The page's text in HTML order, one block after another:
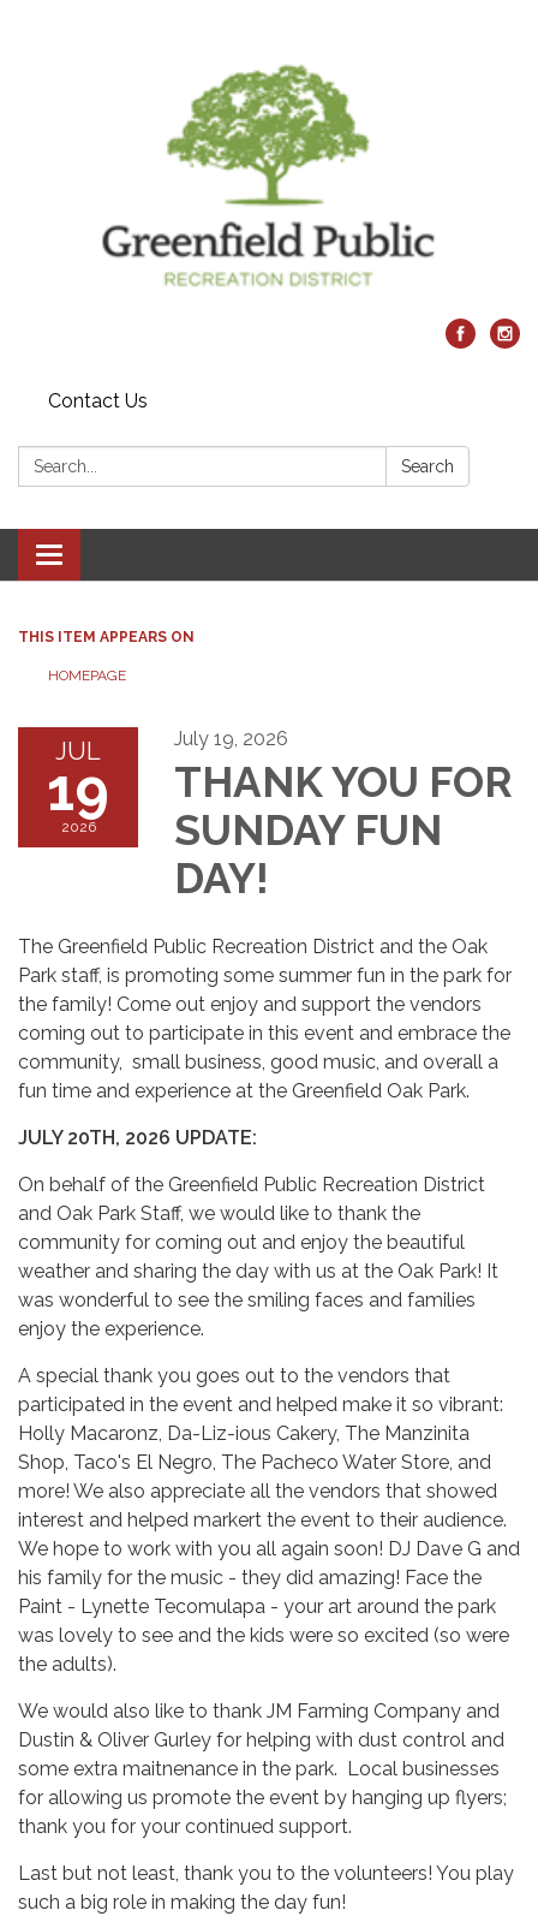
Contact Us
Search: Search
Toggle navigation
THIS ITEM APPEARS ON
HOMEPAGE
JUL
19
2026
July 19, 2026
THANK YOU FOR
SUNDAY FUN
DAY!
The Greenfield Public Recreation District and the Oak
Park staff, is promoting some summer fun in the park for
the family! Come out enjoy and support the vendors
coming out to participate in this event and embrace the
community, small business, good music, and overall a
fun time and experience at the Greenfield Oak Park.
JULY 20TH, 2026 UPDATE:
On behalf of the Greenfield Public Recreation District
and Oak Park Staff, we would like to thank the
community for coming out and enjoy the beautiful
weather and sharing the day with us at the Oak Park! It
was wonderful to see the smiling faces and families
enjoy the experience.
A special thank you goes out to the vendors that
participated in the event and helped make it so vibrant:
Holly Macaronz, Da-Liz-ious Cakery, The Manzinita
Shop, Taco's El Negro, The Pacheco Water Store, and
more! We also appreciate all the vendors that showed
interest and helped markert the event to their audience.
We hope to work with you all again soon! DJ Dave G and
his family for the music - they did amazing! Face the
Paint - Lynette Tecomulapa - your art around the park
was lovely to see and the kids were so excited (so were
the adults).
We would also like to thank JM Farming Company and
Dustin & Oliver Gurley for helping with dust control and
some extra maitnenance in the park. Local businesses
for allowing us promote the event by hanging up flyers;
thank you for your continued support.
Last but not least, thank you to the volunteers! You play
such a big role in making the day fun!